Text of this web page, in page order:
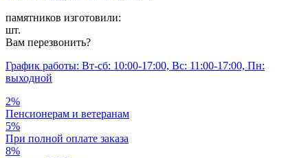
памятников изготовили:
шт.
Вам перезвонить?
График работы: Вт-сб: 10:00-17:00, Вс: 11:00-17:00, Пн:
выходной
2%
Пенсионерам и ветеранам
5%
При полной оплате заказа
8%